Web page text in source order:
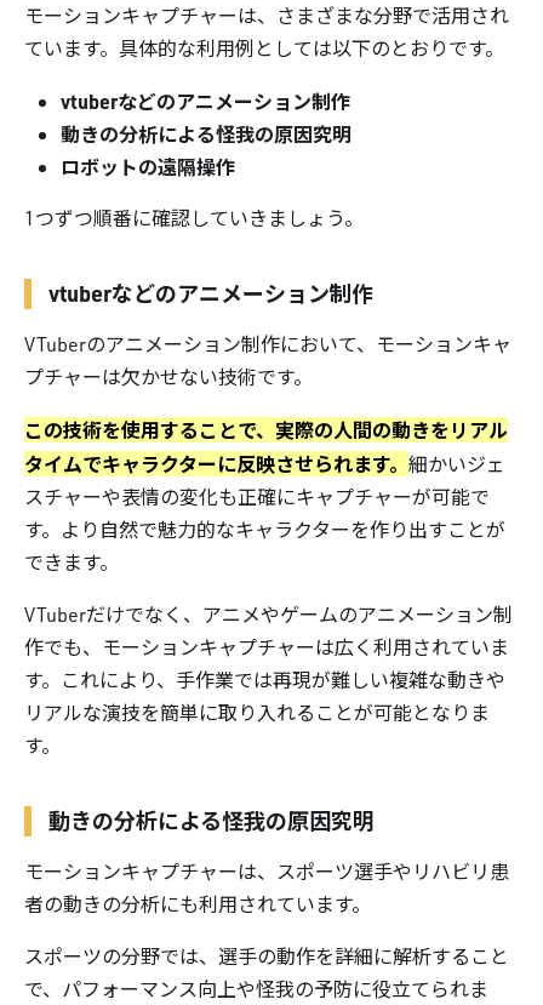
モーションキャプチャーは、さまざまな分野で活用され
ています。具体的な利用例としては以下のとおりです。
vtuberなどのアニメーション制作
動きの分析による怪我の原因究明
ロボットの遠隔操作
1つずつ順番に確認していきましょう。
vtuberなどのアニメーション制作
VTuberのアニメーション制作において、モーションキャ
プチャーは欠かせない技術です。
この技術を使用することで、実際の人間の動きをリアル
タイムでキャラクターに反映させられます。 細かいジェ
スチャーや表情の変化も正確にキャプチャーが可能で
す。より自然で魅力的なキャラクターを作り出すことが
できます。
VTuberだけでなく、アニメやゲームのアニメーション制
作でも、モーションキャプチャーは広く利用されていま
す。これにより、手作業では再現が難しい複雑な動きや
リアルな演技を簡単に取り入れることが可能となりま
す。
動きの分析による怪我の原因究明
モーションキャプチャーは、スポーツ選手やリハビリ患
者の動きの分析にも利用されています。
スポーツの分野では、選手の動作を詳細に解析すること
で、パフォーマンス向上や怪我の予防に役立てられま